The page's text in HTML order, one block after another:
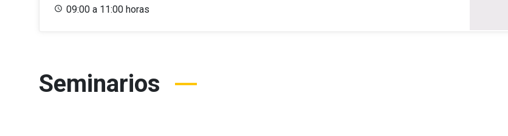
09:00 a 11:00 horas
Seminarios